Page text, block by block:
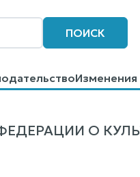
ПОИСК
Изменения
О